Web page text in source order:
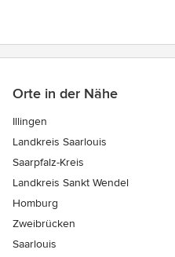
Orte in der Nähe
Illingen
Landkreis Saarlouis
Saarpfalz-Kreis
Landkreis Sankt Wendel
Homburg
Zweibrücken
Saarlouis